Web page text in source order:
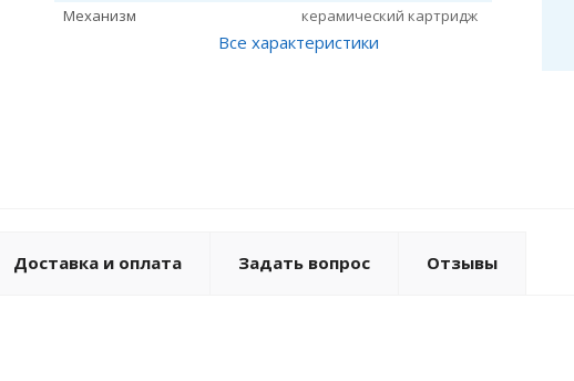
Механизм
керамический картридж
Все характеристики
Доставка и оплата Задать вопрос Отзывы